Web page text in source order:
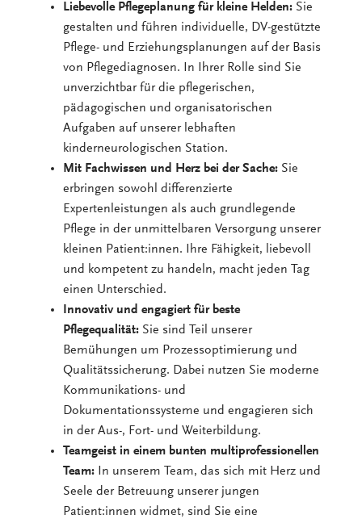
Liebevolle Pflegeplanung für kleine Helden: Sie
gestalten und führen individuelle, DV-gestützte
Pflege- und Erziehungsplanungen auf der Basis
von Pflegediagnosen. In Ihrer Rolle sind Sie
unverzichtbar für die pflegerischen,
pädagogischen und organisatorischen
Aufgaben auf unserer lebhaften
kinderneurologischen Station.
Mit Fachwissen und Herz bei der Sache: Sie
erbringen sowohl differenzierte
Expertenleistungen als auch grundlegende
Pflege in der unmittelbaren Versorgung unserer
kleinen Patient:innen. Ihre Fähigkeit, liebevoll
und kompetent zu handeln, macht jeden Tag
einen Unterschied.
Innovativ und engagiert für beste
Pflegequalität: Sie sind Teil unserer
Bemühungen um Prozessoptimierung und
Qualitätssicherung. Dabei nutzen Sie moderne
Kommunikations- und
Dokumentationssysteme und engagieren sich
in der Aus-, Fort- und Weiterbildung.
Teamgeist in einem bunten multiprofessionellen
Team: In unserem Team, das sich mit Herz und
Seele der Betreuung unserer jungen
Patient:innen widmet, sind Sie eine